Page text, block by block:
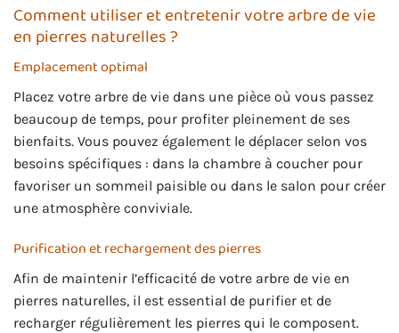
Comment utiliser et entretenir votre arbre de vie
en pierres naturelles ?
Emplacement optimal
Placez votre arbre de vie dans une pièce où vous passez
beaucoup de temps, pour profiter pleinement de ses
bienfaits. Vous pouvez également le déplacer selon vos
besoins spécifiques : dans la chambre à coucher pour
favoriser un sommeil paisible ou dans le salon pour créer
une atmosphère conviviale.
Purification et rechargement des pierres
Afin de maintenir l’efficacité de votre arbre de vie en
pierres naturelles, il est essential de purifier et de
recharger régulièrement les pierres qui le composent.